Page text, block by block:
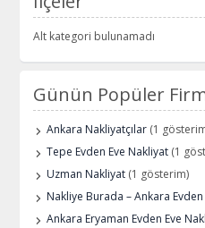
Alt kategori bulunamadı
Günün Popüler
Ankara Nakliyatçılar (1
Tepe Evden Eve Nakliyat (1
Uzman Nakliyat (1 gösterim)
Nakliye Burada – Ankara
Ankara Eryaman Evden Eve